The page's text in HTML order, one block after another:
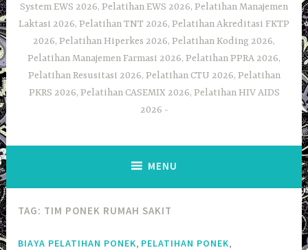
System EWS 2026, Pelatihan EWS 2026, Pelatihan Manajemen
Laktasi 2026, Pelatihan TNT 2026, Pelatihan Akreditasi FKTP
2026, Pelatihan Hiperkes 2026, Pelatihan Koding 2026,
Pelatihan Manajemen Farmasi 2026, Pelatihan PPRA 2026,
Pelatihan Resusitasi 2026, Pelatihan CTU 2026, Pelatihan
PKRS 2026, Pelatihan CASEMIX 2026, Pelatihan HIV AIDS
2026
MENU
TAG: TIM PONEK RUMAH SAKIT
BIAYA PELATIHAN PONEK PELATIHAN PONEK